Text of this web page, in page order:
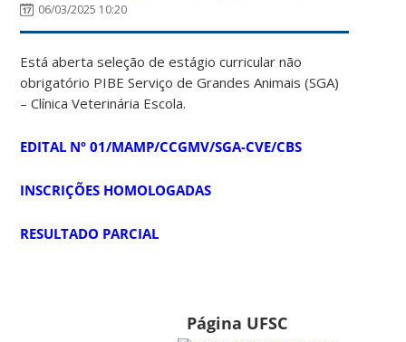
06/03/2025 10:20
Está aberta seleção de estágio curricular não
obrigatório PIBE Serviço de Grandes Animais (SGA)
– Clínica Veterinária Escola.
EDITAL Nº 01/MAMP/CCGMV/SGA-CVE/CBS
INSCRIÇÕES HOMOLOGADAS
RESULTADO PARCIAL
Página UFSC